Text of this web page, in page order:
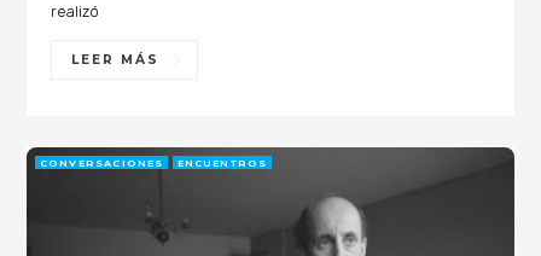
realizó
LEER MÁS
CONVERSACIONES ENCUENTROS